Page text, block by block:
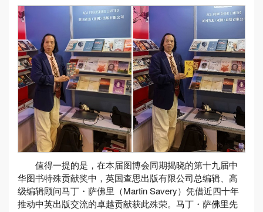
值得一提的是，在本届图博会同期揭晓的第十九届中
华图书特殊贡献奖中，英国查思出版有限公司总编辑、高
级编辑顾问马丁・萨佛里（Martin Savery）凭借近四十年
推动中英出版交流的卓越贡献获此殊荣。马丁・萨佛里先